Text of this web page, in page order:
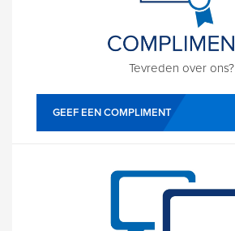
Tevreden over ons?
GEEF EEN COMPLIMENT